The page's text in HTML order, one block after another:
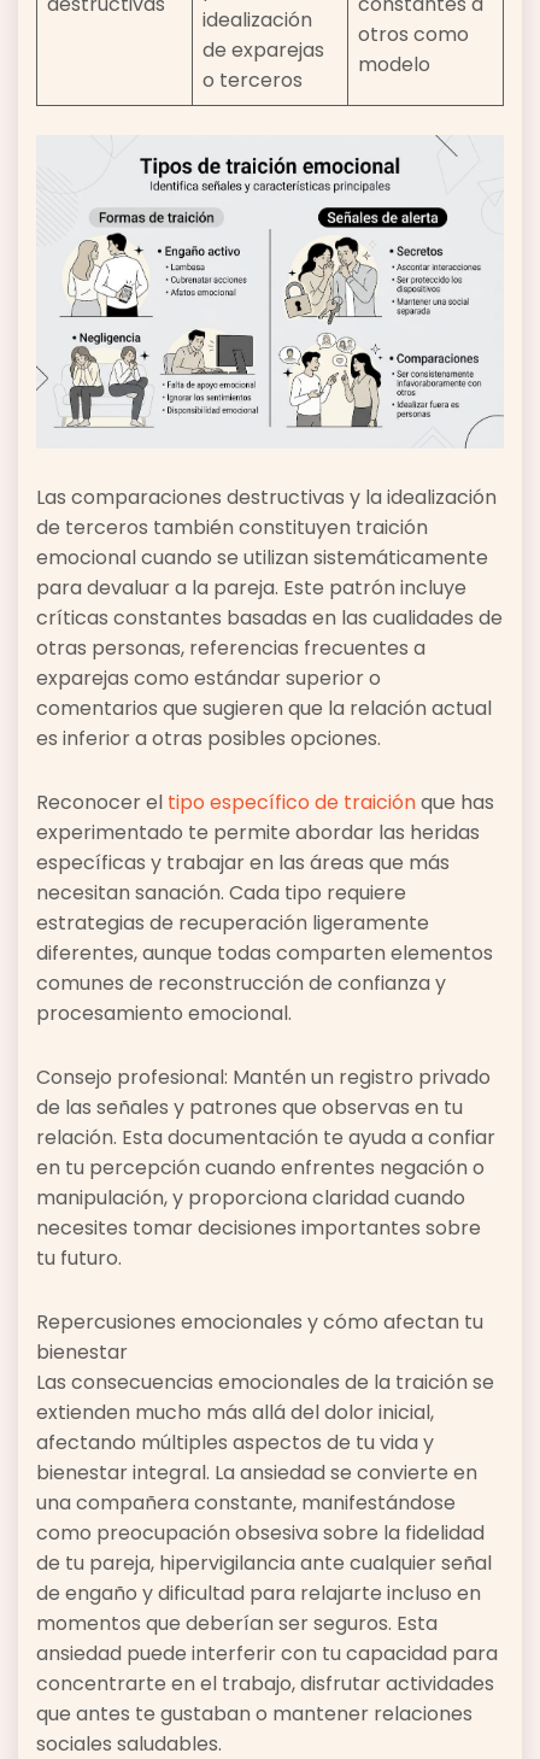
idealización
de exparejas
o terceros
otros como
modelo
Las comparaciones destructivas y la idealización
de terceros también constituyen traición
emocional cuando se utilizan sistemáticamente
para devaluar a la pareja. Este patrón incluye
críticas constantes basadas en las cualidades de
otras personas, referencias frecuentes a
exparejas como estándar superior o
comentarios que sugieren que la relación actual
es inferior a otras posibles opciones.
Reconocer el tipo específico de traiciónque has
experimentado te permite abordar las heridas
específicas y trabajar en las áreas que más
necesitan sanación. Cada tipo requiere
estrategias de recuperación ligeramente
diferentes, aunque todas comparten elementos
comunes de reconstrucción de confianza y
procesamiento emocional.
Consejo profesional: Mantén un registro privado
de las señales y patrones que observas en tu
relación. Esta documentación te ayuda a confiar
en tu percepción cuando enfrentes negación o
manipulación, y proporciona claridad cuando
necesites tomar decisiones importantes sobre
tu futuro.
Repercusiones emocionales y cómo afectan tu
bienestar
Las consecuencias emocionales de la traición se
extienden mucho más allá del dolor inicial,
afectando múltiples aspectos de tu vida y
bienestar integral. La ansiedad se convierte en
una compañera constante, manifestándose
como preocupación obsesiva sobre la fidelidad
de tu pareja, hipervigilancia ante cualquier señal
de engaño y dificultad para relajarte incluso en
momentos que deberían ser seguros. Esta
ansiedad puede interferir con tu capacidad para
concentrarte en el trabajo, disfrutar actividades
que antes te gustaban o mantener relaciones
sociales saludables.